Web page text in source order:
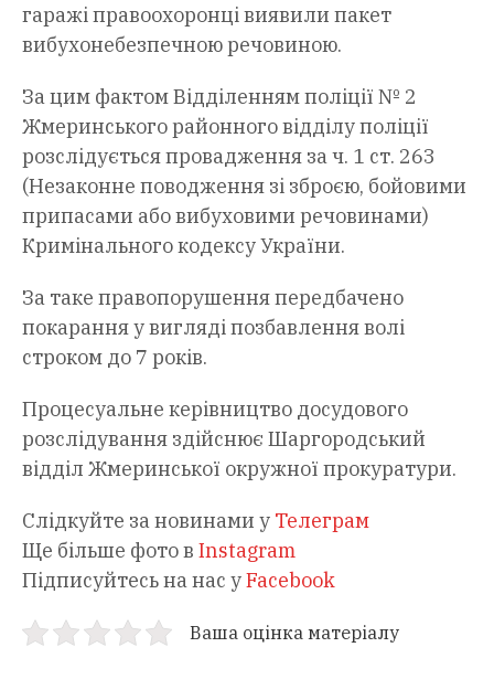
гаражі правоохоронці виявили пакет
вибухонебезпечною речовиною.
За цим фактом Відділенням поліції № 2
Жмеринського районного відділу поліції
розслідується провадження за ч. 1 ст. 263
(Незаконне поводження зі зброєю, бойовими
припасами або вибуховими речовинами)
Кримінального кодексу України.
За таке правопорушення передбачено
покарання у вигляді позбавлення волі
строком до 7 років.
Процесуальне керівництво досудового
розслідування здійснює Шаргородський
відділ Жмеринської окружної прокуратури.
Слідкуйте за новинами у Телеграм
Ще більше фото в Instagram
Підписуйтесь на нас уFacebook
Ваша оцінка матеріалу